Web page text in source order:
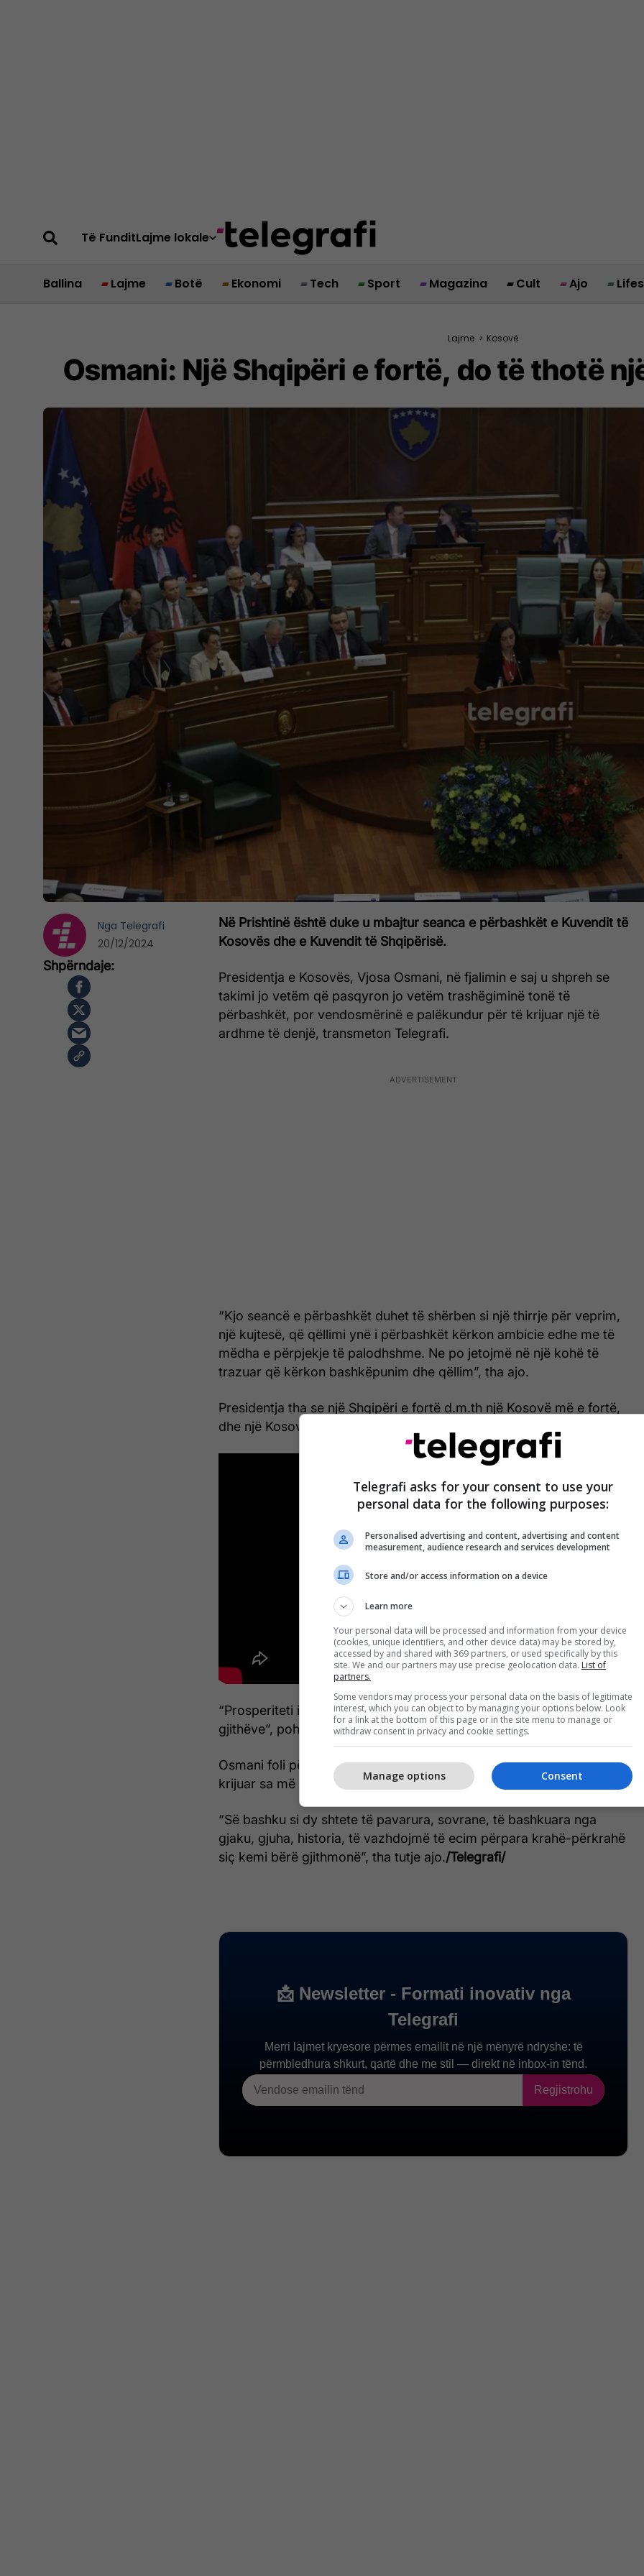
Të FunditLajme lokale
Ballina Lajme Botë Ekonomi Tech Sport Magazina Cult Ajo
Lajme > Kosovë
Osmani: Një Shqipëri e fortë, do të thotë
Në Prishtinë është duke u mbajtur seanca e përbashkët e Kuvendit të
Kosovës dhe e Kuvendit të Shqipërisë.
Presidentja e Kosovës, Vjosa Osmani, në fjalimin e saj u shpreh se
takimi jo vetëm që pasqyron jo vetëm trashëgiminë tonë të
përbashkët, por vendosmërinë e palëkundur për të krijuar një të
ardhme të denjë, transmeton Telegrafi.
“Kjo seancë e përbashkët duhet të shërben si një thirrje për veprim,
një kujtesë, që qëllimi ynë i përbashkët kërkon ambicie edhe me të
mëdha e përpjekje të palodhshme. Ne po jetojmë në një kohë të
trazuar që kërkon bashkëpunim dhe qëllim”, tha ajo.
Presidentja tha se një Shqipëri e fortë d.m.th një Kosovë më e fortë,
dhe një Kosovë e suksesshme e ngrit Shqipërinë edhe më lartë.
“Prosperiteti i Kosovës dhe Shqipërisë është detyrë që na përket të
gjithëve”, pohoi mes tjerash presidentja.
Osmani foli për lidhjen e fortë mes dy shteteve, derisa tha duhet
krijuar sa më shumë bashkëpunim.
“Së bashku si dy shtete të pavarura, sovrane, të bashkuara nga
gjaku, gjuha, historia, të vazhdojmë të ecim përpara krahë-përkrahë
siç kemi bërë gjithmonë”, tha tutje ajo./Telegrafi/
Nga Telegrafi
20/12/2024
Telegrafi asks for your consent to use your
personal data for the following purposes:
Personalised advertising and content, advertising and content
measurement, audience research and services development
Store and/or access information on a device
Learn more
Your personal data will be processed and information from your device
(cookies, unique identifiers, and other device data) may be stored by,
accessed by and shared with 369 partners, or used specifically by this
site. We and our partners may use precise geolocation data. List of
partners.
Some vendors may process your personal data on the basis of legitimate
interest, which you can object to by managing your options below. Look
for a link at the bottom of this page or in the site menu to manage or
withdraw consent in privacy and cookie settings.
Consent
Manage options